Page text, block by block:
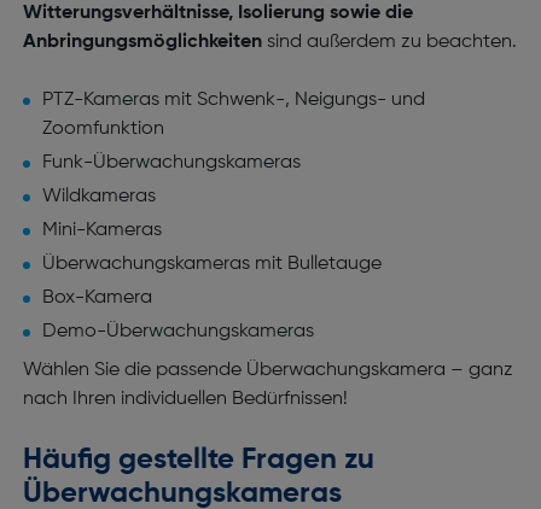
Witterungsverhältnisse, Isolierung sowie die
Anbringungsmöglichkeitensind außerdem zu beachten.
PTZ-Kameras mit Schwenk-, Neigungs- und
Zoomfunktion
Funk-Überwachungskameras
Wildkameras
Mini-Kameras
Überwachungskameras mit Bulletauge
Box-Kamera
Demo-Überwachungskameras
Wählen Sie die passende Überwachungskamera – ganz
nach Ihren individuellen Bedürfnissen!
Häufig gestellte Fragen zu
Überwachungskameras